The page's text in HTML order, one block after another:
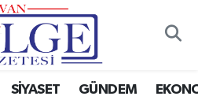
SİYASET GÜNDEM